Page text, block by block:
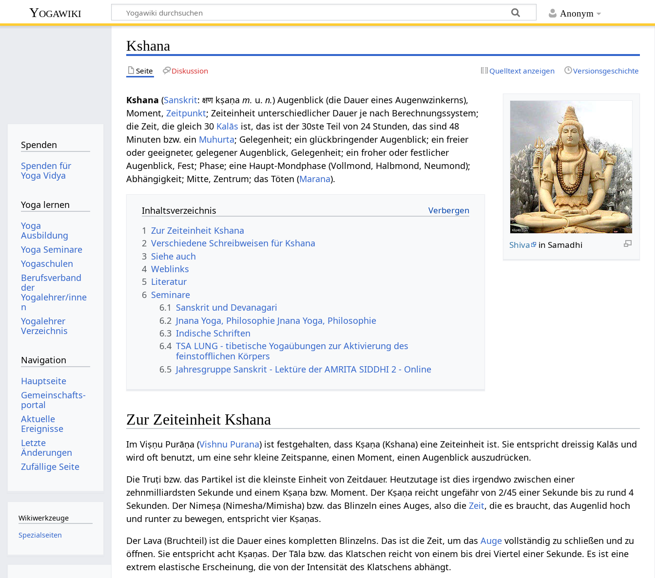
Anonym
Yogawiki
Kshana
Seite Diskussion Quelltext anzeigen Versionsgeschichte
Shiva in Samadhi
Kshana (Sanskrit: क्षण kṣaṇam. u.n.) Augenblick (die Dauer eines Augenwzinkerns),
Moment,Zeitpunkt; Zeiteinheit unterschiedlicher Dauer je nach Berechnungssystem;
die Zeit, die gleich 30 Kalās ist, das ist der 30ste Teil von 24 Stunden, das sind 48
Minuten bzw. ein Muhurta; Gelegenheit; ein glückbringender Augenblick; ein freier
oder geeigneter, gelegener Augenblick, Gelegenheit; ein froher oder festlicher
Augenblick, Fest; Phase; eine Haupt-Mondphase (Vollmond, Halbmond, Neumond);
Abhängigkeit; Mitte, Zentrum; das Töten (Marana).
Inhaltsverzeichnis
1 Zur Zeiteinheit Kshana
2 Verschiedene Schreibweisen für Kshana
3 Siehe auch
4 Weblinks
5 Literatur
6 Seminare
6.1 Sanskrit und Devanagari
6.2 Jnana Yoga, Philosophie Jnana Yoga, Philosophie
6.3 Indische Schriften
6.4 TSA LUNG - tibetische Yogaübungen zur Aktivierung des
feinstofflichen Körpers
6.5 Jahresgruppe Sanskrit - Lektüre der AMRITA SIDDHI 2 - Online
Zur Zeiteinheit Kshana
Im Viṣṇu Purāṇa (Vishnu Purana) ist festgehalten, dass Kṣaṇa (Kshana) eine Zeiteinheit ist. Sie entspricht dreissig Kalās und
wird oft benutzt, um eine sehr kleine Zeitspanne, einen Moment, einen Augenblick auszudrücken.
Die Truṭi bzw. das Partikel ist die kleinste Einheit von Zeitdauer. Heutzutage ist dies irgendwo zwischen einer
zehnmilliardsten Sekunde und einem Kṣaṇa bzw. Moment. Der Kṣaṇa reicht ungefähr von 2/45 einer Sekunde bis zu rund 4
Sekunden. Der Nimeṣa (Nimesha/Mimisha) bzw. das Blinzeln eines Auges, also dieZeit, die es braucht, das Augenlid hoch
und runter zu bewegen, entspricht vier Kṣaṇas.
Der Lava (Bruchteil) ist die Dauer eines kompletten Blinzelns. Das ist die Zeit, um dasAuge vollständig zu schließen und zu
öffnen. Sie entspricht acht Kṣaṇas. Der Tāla bzw. das Klatschen reicht von einem bis drei Viertel einer Sekunde. Es ist eine
extrem elastische Erscheinung, die von der Intensität des Klatschens abhängt.
Spenden
Spenden für
Yoga Vidya
Yoga lernen
Yoga
Ausbildung
Yoga Seminare
Yogaschulen
Berufsverband
der
Yogalehrer/inne
n
Yogalehrer
Verzeichnis
Navigation
Hauptseite
Gemeinschafts­
portal
Aktuelle
Ereignisse
Letzte
Änderungen
Zufällige Seite
Wikiwerkzeuge
Spezialseiten